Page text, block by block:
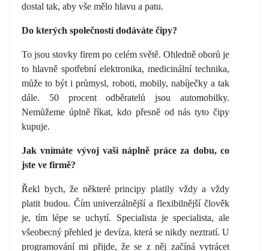
dostal tak, aby vše mělo hlavu a patu.
Do kterých společností dodáváte čipy?
To jsou stovky firem po celém světě. Ohledně oborů je
to hlavně spotřební elektronika, medicinální technika,
může to být i průmysl, roboti, mobily, nabíječky a tak
dále. 50 procent odběratelů jsou automobilky.
Nemůžeme úplně říkat, kdo přesně od nás tyto čipy
kupuje.
Jak vnímáte vývoj vaší náplně práce za dobu, co
jste ve firmě?
Řekl bych, že některé principy platily vždy a vždy
platit budou. Čím univerzálnější a flexibilnější člověk
je, tím lépe se uchytí. Specialista je specialista, ale
všeobecný přehled je devíza, která se nikdy neztratí. U
programování mi přijde, že se z něj začíná vytrácet